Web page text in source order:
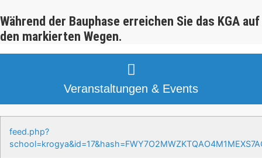
Während der Bauphase erreichen Sie das KGA auf
den markierten Wegen.
Veranstaltungen & Events
feed.php?